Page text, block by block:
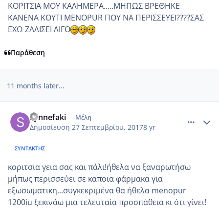
ΚΟΡΙΤΣΙΑ ΜΟΥ ΚΑΛΗΜΕΡΑ.....ΜΗΠΩΣ ΒΡΕΘΗΚΕ
ΚΑΝΕΝΑ ΚΟΥΤΙ MENOPUR ΠΟΥ ΝΑ ΠΕΡΙΣΣΕΥΕΙ????ΣΑΣ
ΕΧΩ ΖΑΛΙΣΕΙ ΛΙΓΟ
Παράθεση
11 months later...
synnefaki Μέλη
Δημοσίευση 27 Σεπτεμβρίου, 20178 yr
ΣΥΝΤΆΚΤΗΣ
κοριτσια γεια σας και πάλι!ήθελα να ξαναρωτήσω
μήπως περισσεύει σε καποια φάρμακα για
εξωσωματικη...συγκεκριμένα θα ήθελα menopur
1200iu ξεκινάω μια τελευταία προσπάθεια κι ότι γίνει!